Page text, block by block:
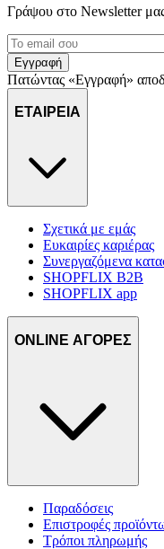
Γράψου στο Νewsletter
Εγγραφή
Πατώντας «Εγγραφή»
ΕΤΑΙΡΕΙΑ
Σχετικά με εμάς
Ευκαιρίες καριέρας
Συνεργαζόμενα
SHOPFLIX B2B
SHOPFLIX app
ONLINE ΑΓΟΡΕΣ
Παραδόσεις
Επιστροφές
Τρόποι πληρωμής